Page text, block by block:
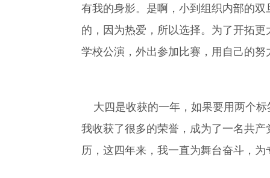
有我的身影。是啊，小到组织内部的
的，因为热爱，所以选择。为了开拓
学校公演，外出参加比赛，用自己的
大四是收获的一年，如果要用两个标
我收获了很多的荣誉，成为了一名共
历，这四年来，我一直为舞台奋斗，为